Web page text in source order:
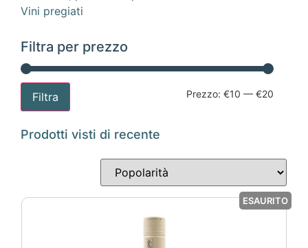
Vini pregiati
Filtra per prezzo
Filtra Prezzo: €10 — €20
Prodotti visti di recente
ESAURITO